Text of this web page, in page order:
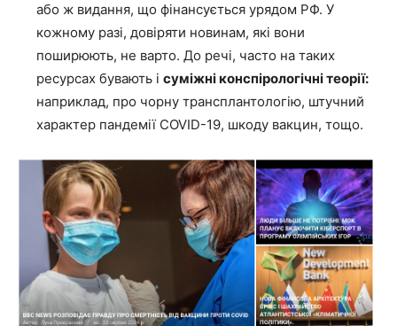
або ж видання, що фінансується урядом РФ. У
кожному разі, довіряти новинам, які вони
поширюють, не варто. До речі, часто на таких
ресурсах бувають і суміжні конспірологічні теорії:
наприклад, про чорну трансплантологію, штучний
характер пандемії COVID-19, шкоду вакцин, тощо.